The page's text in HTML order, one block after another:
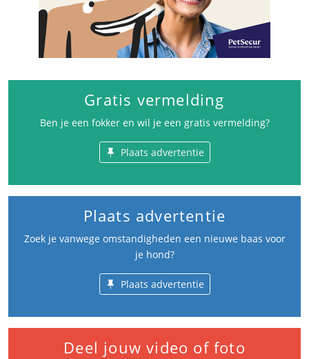
Gratis vermelding
Ben je een fokker en wil je een gratis vermelding?
Plaats advertentie
Plaats advertentie
Zoek je vanwege omstandigheden een nieuwe baas voor
je hond?
Plaats advertentie
Deel jouw video of foto